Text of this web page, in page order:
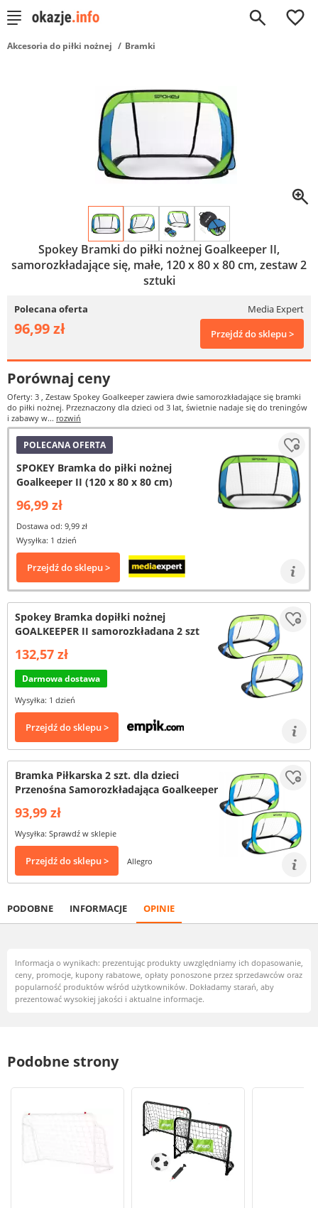
0
Akcesoria do piłki nożnej Bramki
Spokey Bramki do piłki nożnej Goalkeeper II,
samorozkładające się, małe, 120 x 80 x 80 cm, zestaw 2
sztuki
Polecana oferta Media Expert
96,99 zł Przejdź do sklepu >
Porównaj ceny
Oferty: 3 , Zestaw Spokey Goalkeeper zawiera dwie samorozkładające się bramki
do piłki nożnej. Przeznaczony dla dzieci od 3 lat, świetnie nadaje się do treningów
i zabawy w... rozwiń
POLECANA OFERTA
SPOKEY Bramka do piłki nożnej
Goalkeeper II (120 x 80 x 80 cm)
96,99 zł
Dostawa od: 9,99 zł
Wysyłka: 1 dzień
Przejdź do sklepu >
Spokey Bramka dopiłki nożnej
GOALKEEPER II samorozkładana 2 szt
132,57 zł
Darmowa dostawa
Wysyłka: 1 dzień
Przejdź do sklepu >
Bramka Piłkarska 2 szt. dla dzieci
Przenośna Samorozkładająca Goalkeeper
93,99 zł
Wysyłka: Sprawdź w sklepie
Przejdź do sklepu > Allegro
PODOBNE INFORMACJE OPINIE
Informacja o wynikach: prezentując produkty uwzględniamy ich dopasowanie,
ceny, promocje, kupony rabatowe, opłaty ponoszone przez sprzedawców oraz
popularność produktów wśród użytkowników. Dokładamy starań, aby
prezentować wysokiej jakości i aktualne informacje.
Podobne strony